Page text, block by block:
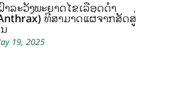
າລະວັງພະຍາດໄຂ້ເລືອດດຳ
ທີ່ສາມາດແຜ່ຈາກສັດສູ່
19, 2025